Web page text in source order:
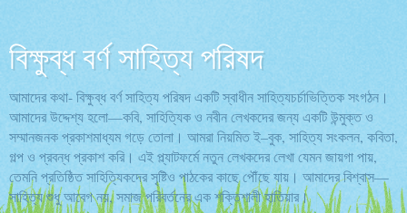
বিক্ষুব্ধ বর্ণ সাহিত্য পরিষদ
আমাদের কথা- বিক্ষুব্ধ বর্ণ সাহিত্য পরিষদ একটি স্বাধীন সাহিত্যচর্চাভিত্তিক সংগঠন।
আমাদের উদ্দেশ্য হলো—কবি, সাহিত্যিক ও নবীন লেখকদের জন্য একটি উন্মুক্ত ও
সম্মানজনক প্রকাশমাধ্যম গড়ে তোলা। আমরা নিয়মিত ই–বুক, সাহিত্য সংকলন, কবিতা,
গল্প ও প্রবন্ধ প্রকাশ করি। এই প্ল্যাটফর্মে নতুন লেখকদের লেখা যেমন জায়গা পায়,
তেমনি প্রতিষ্ঠিত সাহিত্যিকদের সৃষ্টিও পাঠকের কাছে পৌঁছে যায়। আমাদের বিশ্বাস—
সাহিত্য শুধু আবেগ নয়, সমাজ পরিবর্তনের এক শক্তিশালী হাতিয়ার।